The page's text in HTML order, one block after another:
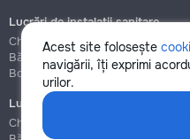
Acest site folosește
navigării, îți exprimi
urilor.
Lucrări de instalații sanitare
Chișinău
Bălți
Botanica
Lucrări de construcție și instalare
Chișinău